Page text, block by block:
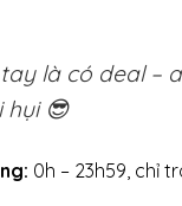
là có deal –
hụi 😎
0h – 23h59, chỉ